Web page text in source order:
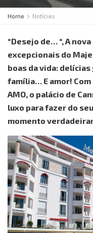
Home Notícias
“Desejo de… “, A
excepcionais do
boas da vida:
família… E amor!
AMO, o palácio de
luxo para fazer do
momento